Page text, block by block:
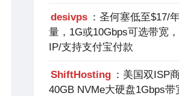
desivps ：圣何塞低至$17/
量，1G或10Gbps可选带宽
IP/支持支付宝付款
ShiftHosting ：美国双ISP
40GB NVMe大硬盘1Gbps带